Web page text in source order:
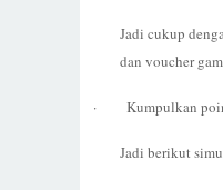
Jadi cukup
dan voucher
· Kumpulkan
Jadi berikut